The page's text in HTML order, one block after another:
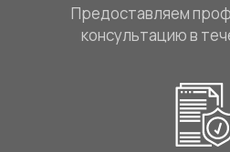
Предоставляем
консультацию в